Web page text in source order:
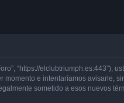
“https://
e intentaríamos avisarle,
sometido a esos nuevos